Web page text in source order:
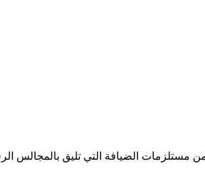
مستلزمات الضيافة التي تليق بالمجالس